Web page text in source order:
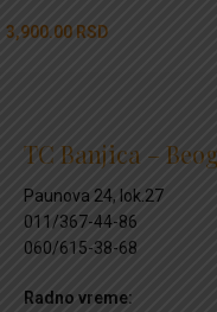
3,900.00 RSD
TC Banjica –
Paunova 24, lok.27
011/367-44-86
060/615-38-68
Radno vreme: